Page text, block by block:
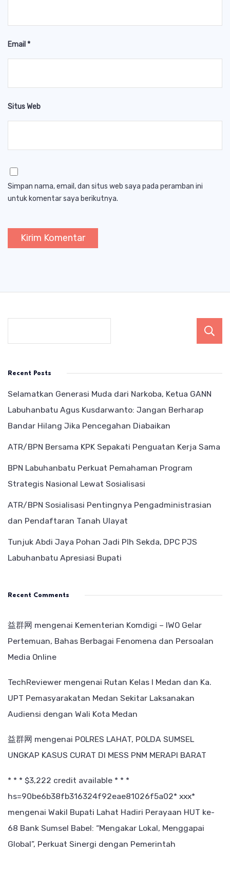
Email *
Situs Web
Simpan nama, email, dan situs web saya pada peramban ini
untuk komentar saya berikutnya.
Recent Posts
Selamatkan Generasi Muda dari Narkoba, Ketua GANN
Labuhanbatu Agus Kusdarwanto: Jangan Berharap
Bandar Hilang Jika Pencegahan Diabaikan
ATR/BPN Bersama KPK Sepakati Penguatan Kerja Sama
BPN Labuhanbatu Perkuat Pemahaman Program
Strategis Nasional Lewat Sosialisasi
ATR/BPN Sosialisasi Pentingnya Pengadministrasian
dan Pendaftaran Tanah Ulayat
Tunjuk Abdi Jaya Pohan Jadi Plh Sekda, DPC PJS
Labuhanbatu Apresiasi Bupati
Recent Comments
益群网 mengenai Kementerian Komdigi – IWO Gelar
Pertemuan, Bahas Berbagai Fenomena dan Persoalan
Media Online
TechReviewer mengenai Rutan Kelas I Medan dan Ka.
UPT Pemasyarakatan Medan Sekitar Laksanakan
Audiensi dengan Wali Kota Medan
益群网 mengenai POLRES LAHAT, POLDA SUMSEL
UNGKAP KASUS CURAT DI MESS PNM MERAPI BARAT
* * * $3,222 credit available * * *
hs=90be6b38fb316324f92eae81026f5a02* ххх*
mengenai Wakil Bupati Lahat Hadiri Perayaan HUT ke-
68 Bank Sumsel Babel: “Mengakar Lokal, Menggapai
Global”, Perkuat Sinergi dengan Pemerintah